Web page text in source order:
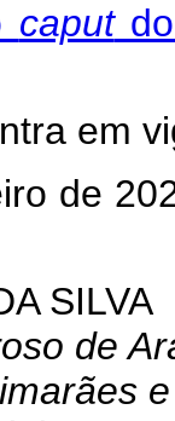
caputdo
em
de
SILVA
de